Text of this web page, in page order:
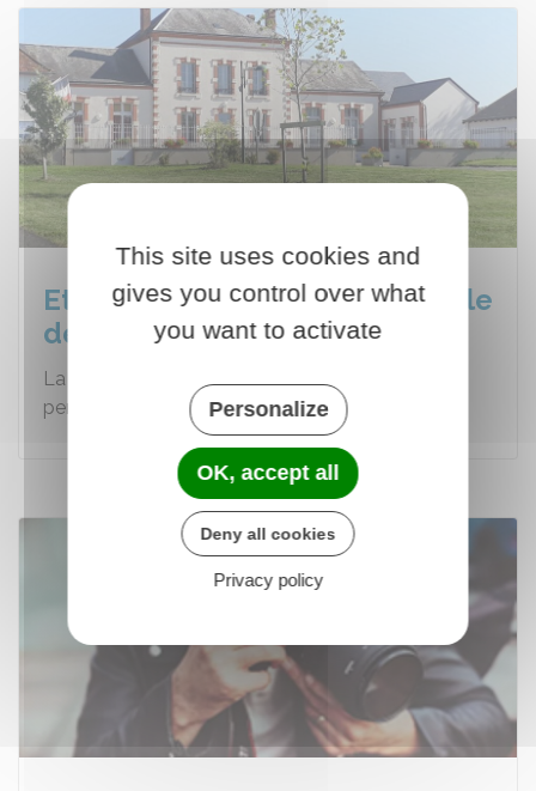
Et si je souhaite réserver la Salle
des fêtes ?
La salle des fêtes peut accueillir jusqu'à 80
personnes.
This site uses cookies and
gives you control over what
you want to activate
Personalize
OK, accept all
Deny all cookies
Privacy policy